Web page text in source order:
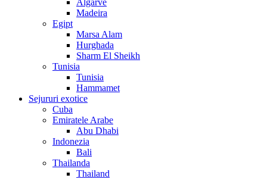
Algarve
Madeira
Egipt
Marsa Alam
Hurghada
Sharm El Sheikh
Tunisia
Tunisia
Hammamet
Sejururi exotice
Cuba
Emiratele Arabe
Abu Dhabi
Indonezia
Bali
Thailanda
Thailand